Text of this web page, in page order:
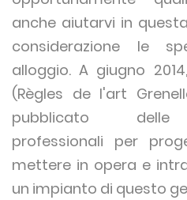
anche aiutarvi in
considerazione le
alloggio. A giugno
(Règles de l'art
pubblicato delle
professionali per
mettere in opera e
un impianto di questo